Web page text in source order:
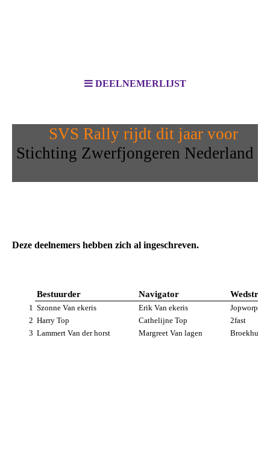
DEELNEMERLIJST
SVS Rally rijdt dit jaar voor
Stichting Zwerfjongeren Nederland
Deze deelnemers hebben zich al ingeschreven.